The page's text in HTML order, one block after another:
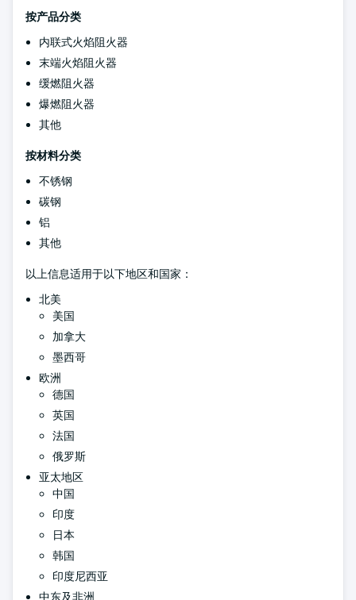
按产品分类
内联式火焰阻火器
末端火焰阻火器
缓燃阻火器
爆燃阻火器
其他
按材料分类
不锈钢
碳钢
铝
其他
以上信息适用于以下地区和国家：
北美
美国
加拿大
墨西哥
欧洲
德国
英国
法国
俄罗斯
亚太地区
中国
印度
日本
韩国
印度尼西亚
中东及非洲